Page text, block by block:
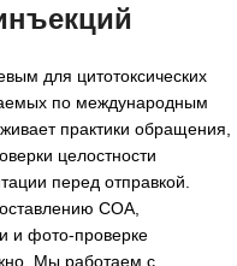
для цитотоксических
по международным
практики обращения,
целостности
перед отправкой.
COA,
и фото-проверке
Мы работаем с